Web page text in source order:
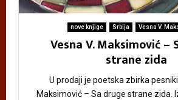
nove knjige Srbija Vesna V.
Vesna V. Maksimović –
strane zida
U prodaji je poetska zbirka
Maksimović – Sa druge strane zida.